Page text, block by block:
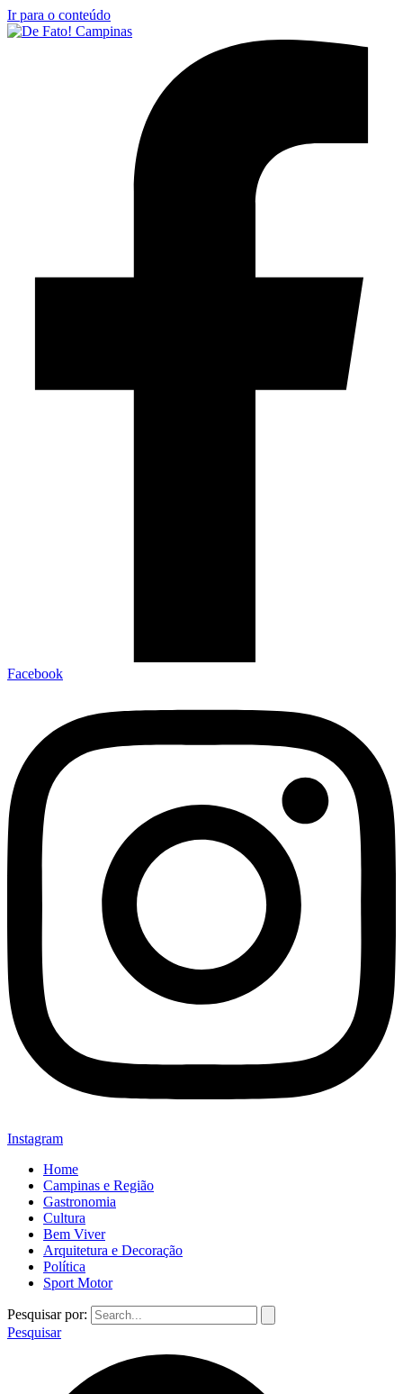
Ir para o conteúdo
Facebook
Instagram
Home
Campinas e Região
Gastronomia
Cultura
Bem Viver
Arquitetura e Decoração
Política
Sport Motor
Pesquisar por:
Pesquisar